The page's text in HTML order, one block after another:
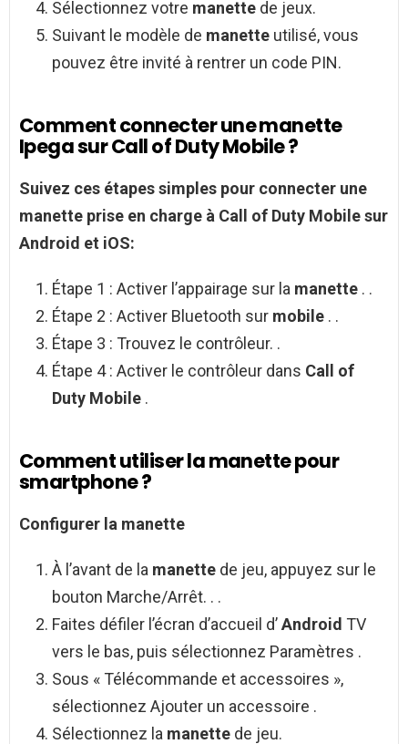
Sélectionnez votre manette de jeux.
Suivant le modèle de manette utilisé, vous
pouvez être invité à rentrer un code PIN.
Comment connecter une manette
Ipega sur Call of Duty Mobile ?
Suivez ces étapes simples pour connecter une
manette prise en charge à Call of Duty Mobilesur
Android et iOS:
Étape 1 : Activer l’appairage sur la manette . .
Étape 2 : Activer Bluetooth sur mobile . .
Étape 3 : Trouvez le contrôleur. .
Étape 4 : Activer le contrôleur dans Call of
Duty Mobile .
Comment utiliser la manette pour
smartphone ?
Configurer la manette
À l’avant de la manette de jeu, appuyez sur le
bouton Marche/Arrêt. . .
Faites défiler l’écran d’accueil d’Android TV
vers le bas, puis sélectionnez Paramètres .
Sous « Télécommande et accessoires »,
sélectionnez Ajouter un accessoire .
Sélectionnez la manette de jeu.